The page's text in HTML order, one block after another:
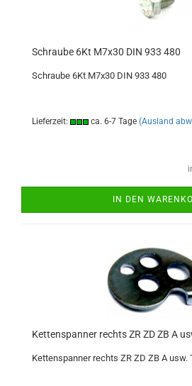
Schraube 6Kt M7x30 DIN 933 480
Schraube 6Kt M7x30 DIN 933 480
Lieferzeit: ca. 6-7 Tage (Ausland
IN DEN
Kettenspanner rechts ZR ZD ZB A
Kettenspanner rechts ZR ZD ZB A usw.